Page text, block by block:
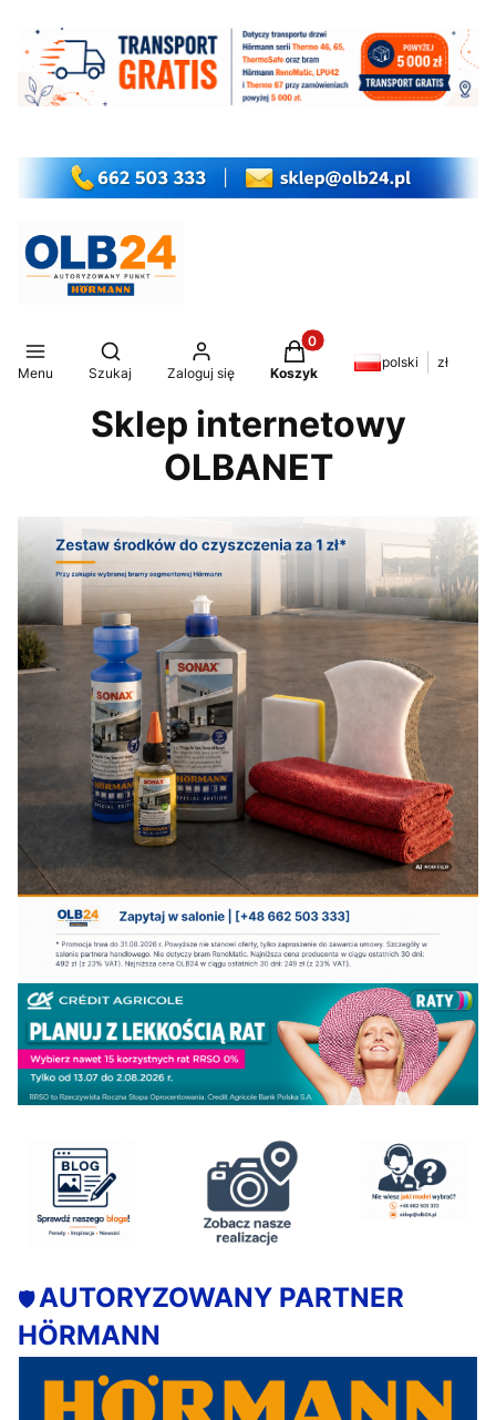
Menu
Otwórz wyszukiwarkę
Szukaj Zaloguj się
Produkty w koszyku: 0.
Koszyk
polski zł
Sklep internetowy
OLBANET
🛡️AUTORYZOWANY PARTNER
HÖRMANN